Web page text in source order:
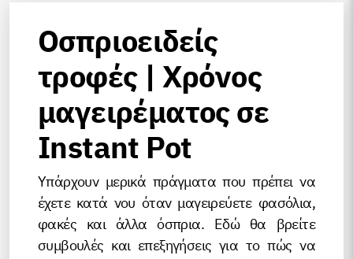
Οσπριοειδείς
τροφές | Χρόνος
μαγειρέματος σε
Instant Pot
Υπάρχουν μερικά πράγματα που πρέπει να
έχετε κατά νου όταν μαγειρεύετε φασόλια,
φακές και άλλα όσπρια. Εδώ θα βρείτε
συμβουλές και επεξηγήσεις για το πώς να